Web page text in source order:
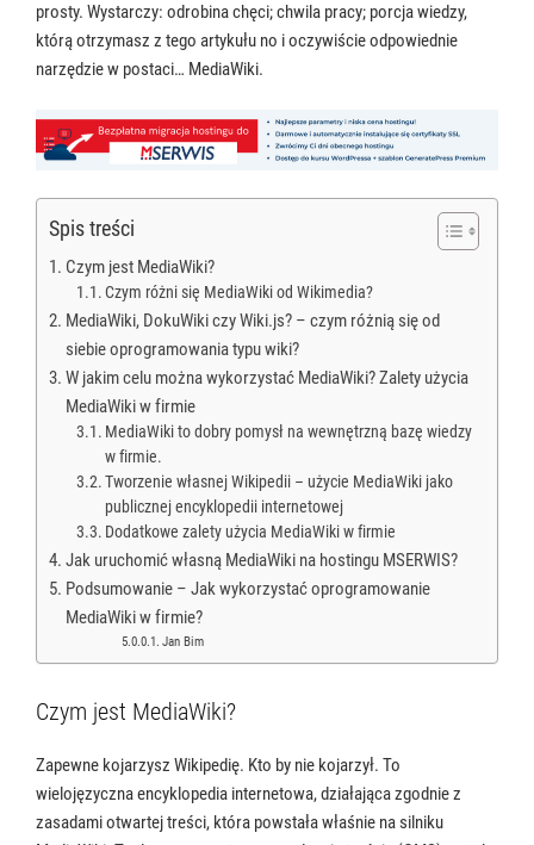
prosty. Wystarczy: odrobina chęci; chwila pracy; porcja wiedzy,
którą otrzymasz z tego artykułu no i oczywiście odpowiednie
narzędzie w postaci… MediaWiki.
Spis treści
Czym jest MediaWiki?
Czym różni się MediaWiki od Wikimedia?
MediaWiki, DokuWiki czy Wiki.js? – czym różnią się od
siebie oprogramowania typu wiki?
W jakim celu można wykorzystać MediaWiki? Zalety użycia
MediaWiki w firmie
MediaWiki to dobry pomysł na wewnętrzną bazę wiedzy
w firmie.
Tworzenie własnej Wikipedii – użycie MediaWiki jako
publicznej encyklopedii internetowej
Dodatkowe zalety użycia MediaWiki w firmie
Jak uruchomić własną MediaWiki na hostingu MSERWIS?
Podsumowanie – Jak wykorzystać oprogramowanie
MediaWiki w firmie?
Jan Bim
Czym jest MediaWiki?
Zapewne kojarzysz Wikipedię. Kto by nie kojarzył. To
wielojęzyczna encyklopedia internetowa, działająca zgodnie z
zasadami otwartej treści, która powstała właśnie na silniku